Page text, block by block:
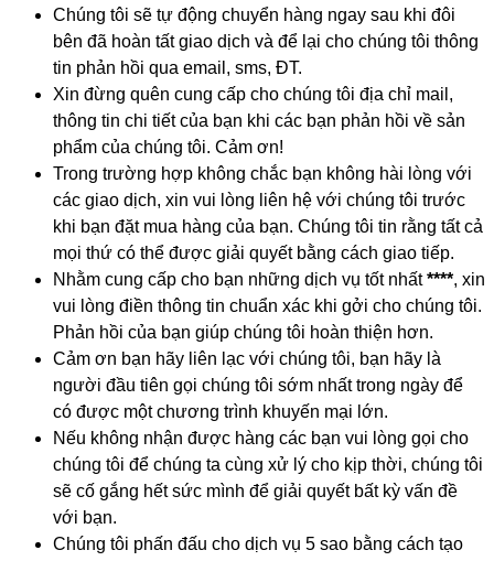
Chúng tôi sẽ tự động chuyển hàng ngay sau khi đôi
bên đã hoàn tất giao dịch và để lại cho chúng tôi thông
tin phản hồi qua email, sms, ĐT.
Xin đừng quên cung cấp cho chúng tôi địa chỉ mail,
thông tin chi tiết của bạn khi các bạn phản hồi về sản
phẩm của chúng tôi. Cảm ơn!
Trong trường hợp không chắc bạn không hài lòng với
các giao dịch, xin vui lòng liên hệ với chúng tôi trước
khi bạn đặt mua hàng của bạn. Chúng tôi tin rằng tất cả
mọi thứ có thể được giải quyết bằng cách giao tiếp.
Nhằm cung cấp cho bạn những dịch vụ tốt nhất****, xin
vui lòng điền thông tin chuẩn xác khi gởi cho chúng tôi.
Phản hồi của bạn giúp chúng tôi hoàn thiện hơn.
Cảm ơn bạn hãy liên lạc với chúng tôi, bạn hãy là
người đầu tiên gọi chúng tôi sớm nhất trong ngày để
có được một chương trình khuyến mại lớn.
Nếu không nhận được hàng các bạn vui lòng gọi cho
chúng tôi để chúng ta cùng xử lý cho kịp thời, chúng tôi
sẽ cố gắng hết sức mình để giải quyết bất kỳ vấn đề
với bạn.
Chúng tôi phấn đấu cho dịch vụ 5 sao bằng cách tạo